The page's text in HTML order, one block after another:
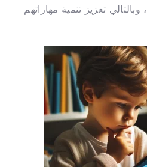
تعزيز تنمية مهاراتهم